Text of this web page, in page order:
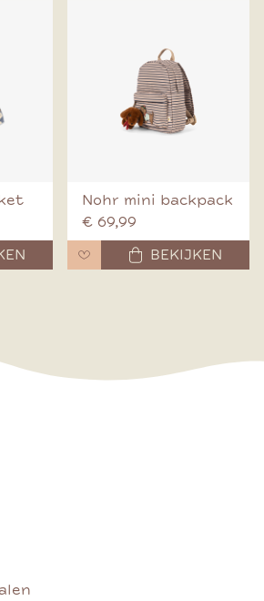
Nohr mini backpack
€ 69,99
BEKIJKEN